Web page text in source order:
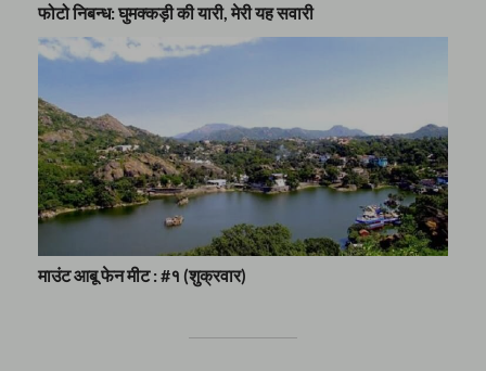
फोटो निबन्ध: घुमक्कड़ी की यारी, मेरी यह सवारी
माउंट आबू फेन मीट : #१ (शुक्रवार)